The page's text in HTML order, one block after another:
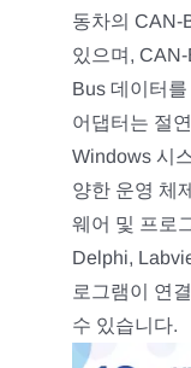
동차의 CAN-
있으며,
Bus 데이터
어댑터는 절
Windows 시
양한 운영 체
웨어 및 프로
Delphi,
로그램이 연
수 있습니다.